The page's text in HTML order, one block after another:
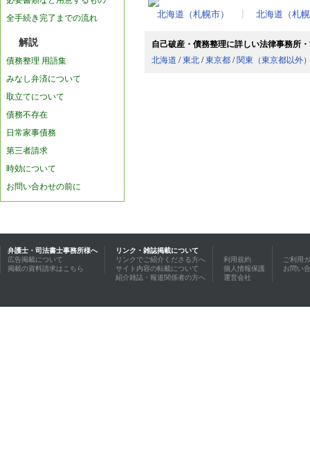
全手続き完了までの流れ
解説
債務整理 用語集
みなし弁済について
取立てについて
債務不存在
日常家事債務
第三者請求
時効について
お問い合わせの前に
北海道（札幌市） 北海道（札
自己破産・債務整理に詳しい法律事務所
北海道 /東北 /東京都 / 関東（東京都以外
弁護士・司法書士事務所様へ
広告掲載について
掲載の資料請求はこちら
リンク・雑誌掲載について
リンクでご紹介くださる方へ
サイト内容の転載について
紹介雑誌・報道関係者の方へ
利用規約
個人情報保護
運営会社
ご利用
お問い